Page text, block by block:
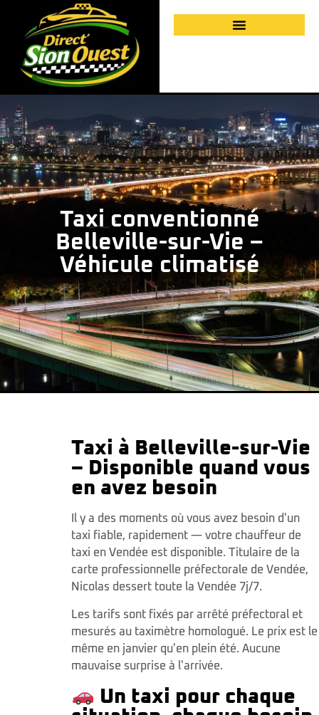
Taxi conventionné
Belleville-sur-Vie –
Véhicule climatisé
Taxi à Belleville-sur-Vie
– Disponible quand vous
en avez besoin
Il y a des moments où vous avez besoin d'un
taxi fiable, rapidement — votre chauffeur de
taxi en Vendée est disponible. Titulaire de la
carte professionnelle préfectorale de Vendée,
Nicolas dessert toute la Vendée 7j/7.
Les tarifs sont fixés par arrêté préfectoral et
mesurés au taximètre homologué. Le prix est le
même en janvier qu'en plein été. Aucune
mauvaise surprise à l'arrivée.
Un taxi pour chaque